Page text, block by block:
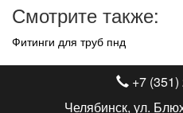
Смотрите также:
Фитинги для труб пнд
+7
Челябинск, ул.